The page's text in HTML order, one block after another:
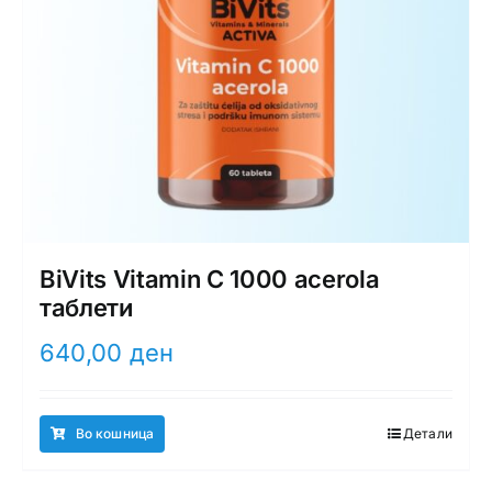
BiVits Vitamin C 1000 acerola
таблети
640,00 ден
Во кошница Детали